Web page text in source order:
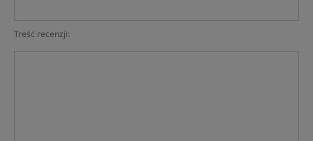
Treść recenzji: